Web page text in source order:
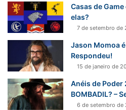
Casas de
elas?
7 de setembro de
Jason Momoa
Respondeu!
15 de janeiro de
Anéis de Poder
BOMBADIL? –
6 de setembro de